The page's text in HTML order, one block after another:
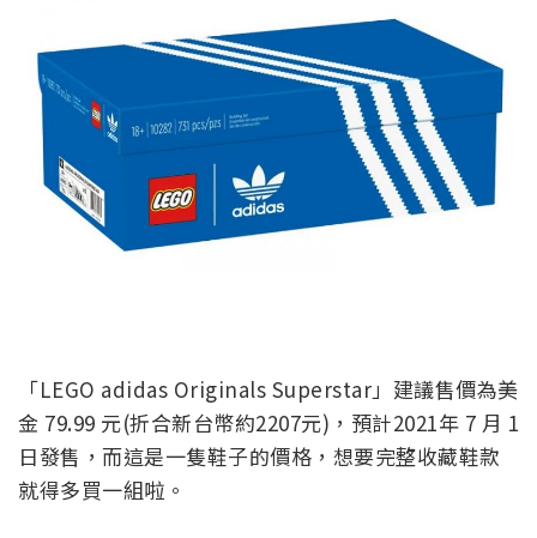
「LEGO adidas Originals Superstar」建議售價為美
金 79.99 元(折合新台幣約2207元)，預計2021年 7 月 1
日發售，而這是一隻鞋子的價格，想要完整收藏鞋款
就得多買一組啦。